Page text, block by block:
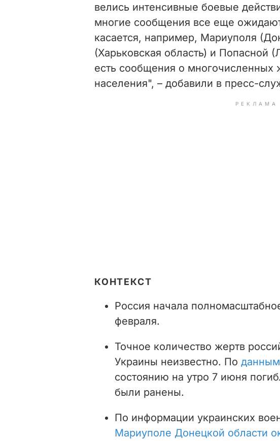
велись интенсивные боевые
многие сообщения все еще
касается, например, Мариуполя
(Харьковская область) и Попасной
есть сообщения о многочисленных
населения", – добавили в пресс-
РЕКЛАМА
КОНТЕКСТ
Россия начала
февраля.
Точное количество жертв
Украины неизвестно. По данным
состоянию на утро 7 июня
были ранены.
По информации украинских
Мариуполе Донецкой области